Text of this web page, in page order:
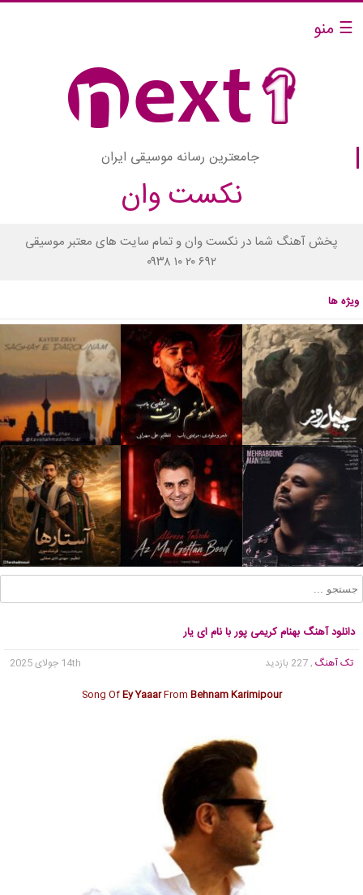
☰ منو
جامعترین رسانه موسیقی ایران
نکست وان
پخش آهنگ شما در نکست وان و تمام سایت های معتبر موسیقی
۰۹۳۸ ۱۰ ۲۰ ۶۹۲
ویژه ها
دانلود آهنگ بهنام کریمی پور با نام ای یار
تک آهنگ , 227 بازدید
14th جولای 2025
Song OfEy YaaarFrom Behnam Karimipour